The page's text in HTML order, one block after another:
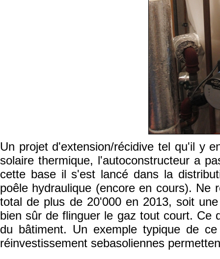
Un projet d'extension/récidive tel qu'il y
solaire thermique, l'autoconstructeur a
cette base il s'est lancé dans la
poêle hydraulique (encore en cours).
total de plus de 20'000 en 2013, soit
bien sûr de flinguer le gaz tout court. Ce
du bâtiment. Un exemple typique de
réinvestissement sebasoliennes